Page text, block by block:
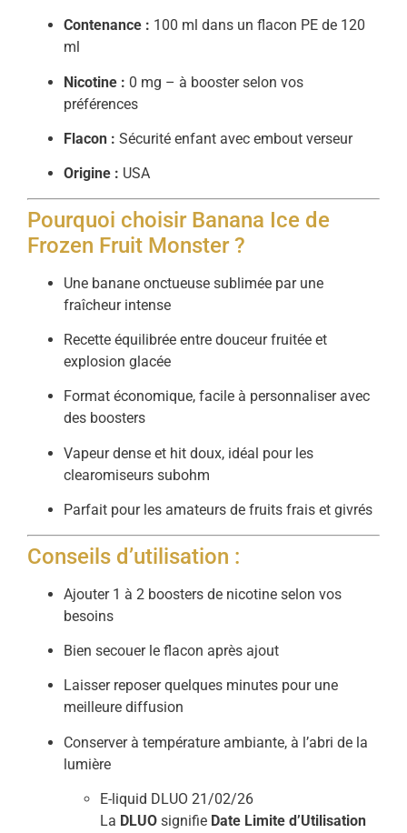
Contenance : 100 ml dans un flacon PE de 120
ml
Nicotine : 0 mg – à booster selon vos
préférences
Flacon : Sécurité enfant avec embout verseur
Origine : USA
Pourquoi choisir Banana Ice de
Frozen Fruit Monster ?
Une banane onctueuse sublimée par une
fraîcheur intense
Recette équilibrée entre douceur fruitée et
explosion glacée
Format économique, facile à personnaliser avec
des boosters
Vapeur dense et hit doux, idéal pour les
clearomiseurs subohm
Parfait pour les amateurs de fruits frais et givrés
Conseils d’utilisation :
Ajouter 1 à 2 boosters de nicotine selon vos
besoins
Bien secouer le flacon après ajout
Laisser reposer quelques minutes pour une
meilleure diffusion
Conserver à température ambiante, à l’abri de la
lumière
E-liquid DLUO 21/02/26
La DLUO signifie Date Limite d’Utilisation